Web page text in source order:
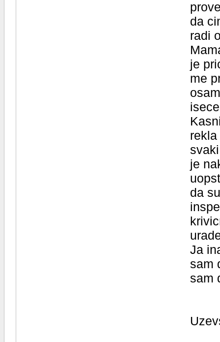
da
radi
je
me
je
da
Ja
sam
sam